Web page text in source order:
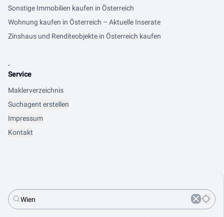
Sonstige Immobilien kaufen in Österreich
Wohnung kaufen in Österreich – Aktuelle Inserate
Zinshaus und Renditeobjekte in Österreich kaufen
.
Service
Maklerverzeichnis
Suchagent erstellen
Impressum
Kontakt